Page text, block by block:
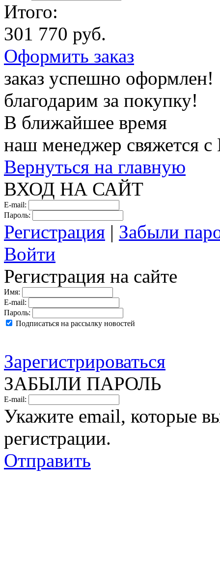
Итого:
301 770 руб.
Оформить заказ
заказ успешно оформлен!
благодарим за покупку!
В ближайшее время
наш менеджер свяжется
Вернуться на главную
ВХОД НА САЙТ
E-mail:
Пароль:
Регистрация | Забыли
Войти
Регистрация на сайте
Имя:
E-mail:
Пароль:
Подписаться на рассылку новостей
Зарегистрироваться
ЗАБЫЛИ ПАРОЛЬ
E-mail:
Укажите email, которые
регистрации.
Отправить